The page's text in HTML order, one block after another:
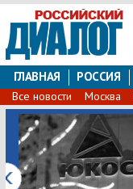
ГЛАВНАЯ РОССИЯ
Все новости Москва